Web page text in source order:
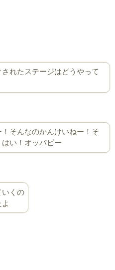
れたステージはどうやって
そんなのかんけいねー！そ
い！オッパピー
いくの